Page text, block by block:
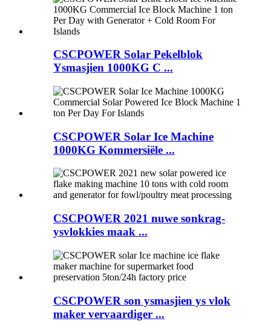
CSCPOWER Solar Pekelblok
Ysmasjien 1000KG C ...
CSCPOWER Solar Ice Machine
1000KG Kommersiële ...
CSCPOWER 2021 nuwe sonkrag-
ysvlokkies maak ...
CSCPOWER son ysmasjien ys vlok
maker vervaardiger ...